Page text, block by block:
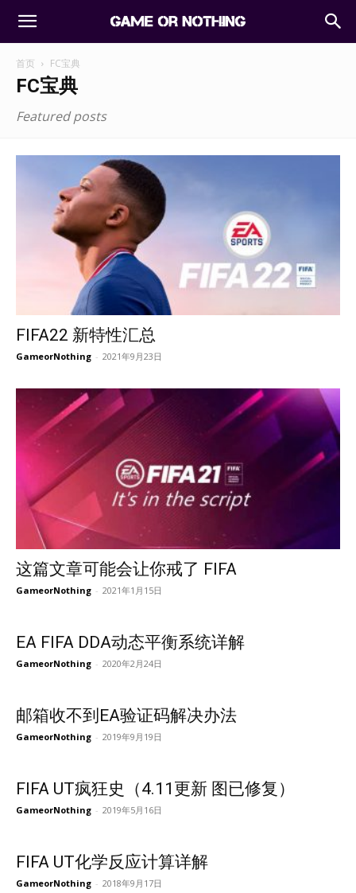
首页 FC宝典
FC宝典
Featured posts
FIFA22 新特性汇总
GameorNothing - 2021年9月23日
这篇文章可能会让你戒了 FIFA
GameorNothing - 2021年1月15日
EA FIFA DDA动态平衡系统详解
GameorNothing - 2020年2月24日
邮箱收不到EA验证码解决办法
GameorNothing - 2019年9月19日
FIFA UT疯狂史（4.11更新 图已修复）
GameorNothing - 2019年5月16日
FIFA UT化学反应计算详解
GameorNothing - 2018年9月17日